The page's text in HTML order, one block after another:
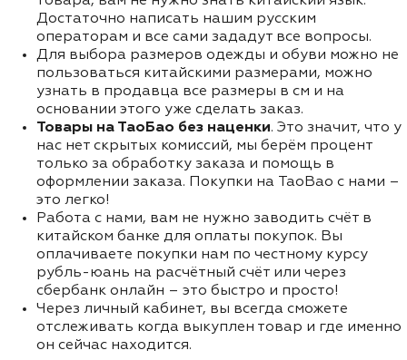
Достаточно написать нашим русским
операторам и все сами зададут все вопросы.
Для выбора размеров одежды и обуви можно не
пользоваться китайскими размерами, можно
узнать в продавца все размеры в см и на
основании этого уже сделать заказ.
Товары на ТаоБао без наценки. Это значит, что у
нас нет скрытых комиссий, мы берём процент
только за обработку заказа и помощь в
оформлении заказа. Покупки на TaoBao с нами –
это легко!
Работа с нами, вам не нужно заводить счёт в
китайском банке для оплаты покупок. Вы
оплачиваете покупки нам по честному курсу
рубль-юань на расчётный счёт или через
сбербанк онлайн – это быстро и просто!
Через личный кабинет, вы всегда сможете
отслеживать когда выкуплен товар и где именно
он сейчас находится.